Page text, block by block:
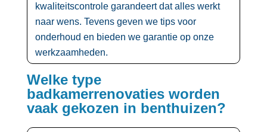
kwaliteitscontrole garandeert dat alles werkt
naar wens.​ Tevens geven we tips voor
onderhoud en bieden we garantie op onze
werkzaamheden.​
Welke type
badkamerrenovaties worden
vaak gekozen in benthuizen?